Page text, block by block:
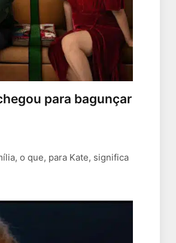
para bagunçar
o que, para Kate, significa